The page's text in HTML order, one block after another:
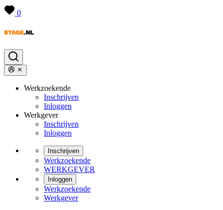
0
Werkzoekende
Inschrijven
Inloggen
Werkgever
Inschrijven
Inloggen
Inschrijven
Werkzoekende
WERKGEVER
Inloggen
Werkzoekende
Werkgever